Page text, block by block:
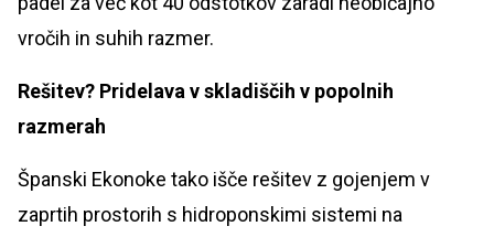
vročih in suhih razmer.
Rešitev? Pridelava v skladiščih v popolnih
razmerah
Španski Ekonoke tako išče rešitev z gojenjem v
zaprtih prostorih s hidroponskimi sistemi na